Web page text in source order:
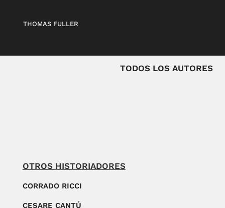
THOMAS FULLER
TODOS LOS AUTORES
OTROS HISTORIADORES
CORRADO RICCI
CESARE CANTÚ